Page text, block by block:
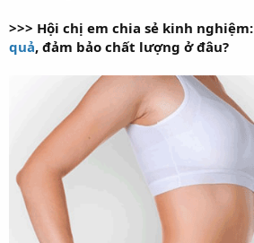
>>> Hội chị em chia sẻ kinh nghiệm:
quả, đảm bảo chất lượng ở đâu?